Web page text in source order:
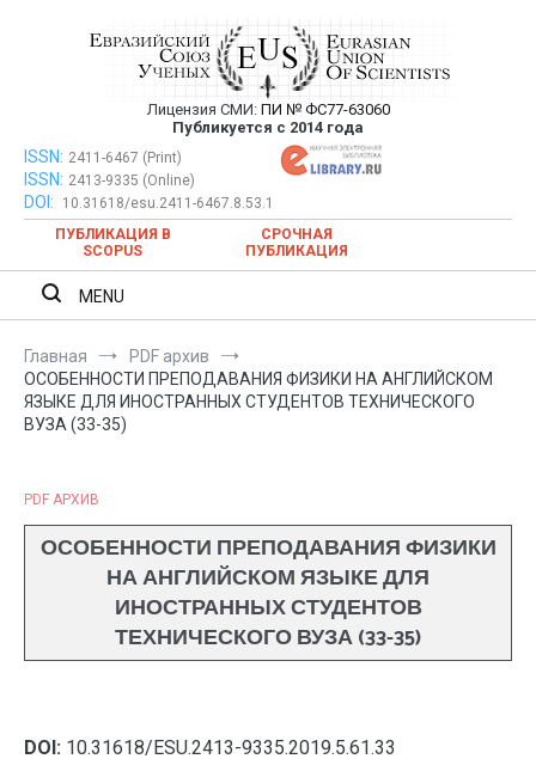
Евразийский Союз Ученых —
публикация научных статей в
ежемесячном научном журнале
Лицензия СМИ: ПИ № ФС77-63060
Публикуется с 2014 года
Евразийский Союз Ученых — публикация научных статей в
ежемесячном научном журнале
ISSN: 2411-6467 (Print)
ISSN: 2413-9335 (Online)
DOI:
10.31618/esu.2411-6467.8.53.1
ПУБЛИКАЦИЯ В
SCOPUS
СРОЧНАЯ
ПУБЛИКАЦИЯ
MENU
Главная
PDF архив
ОСОБЕННОСТИ ПРЕПОДАВАНИЯ ФИЗИКИ НА АНГЛИЙСКОМ
ЯЗЫКЕ ДЛЯ ИНОСТРАННЫХ СТУДЕНТОВ ТЕХНИЧЕСКОГО
ВУЗА (33-35)
PDF АРХИВ
ОСОБЕННОСТИ ПРЕПОДАВАНИЯ ФИЗИКИ
НА АНГЛИЙСКОМ ЯЗЫКЕ ДЛЯ
ИНОСТРАННЫХ СТУДЕНТОВ
ТЕХНИЧЕСКОГО ВУЗА (33-35)
DOI: 10.31618/ESU.2413-9335.2019.5.61.33